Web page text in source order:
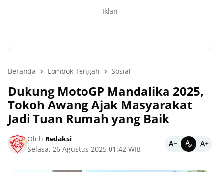
Iklan
Beranda Lombok Tengah Sosial
Dukung MotoGP Mandalika 2025,
Tokoh Awang Ajak Masyarakat
Jadi Tuan Rumah yang Baik
Oleh Redaksi
Selasa, 26 Agustus 2025 01:42 WIB